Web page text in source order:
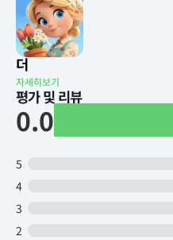
더
자세히보기
평가 및 리뷰
0.0
5
4
3
2